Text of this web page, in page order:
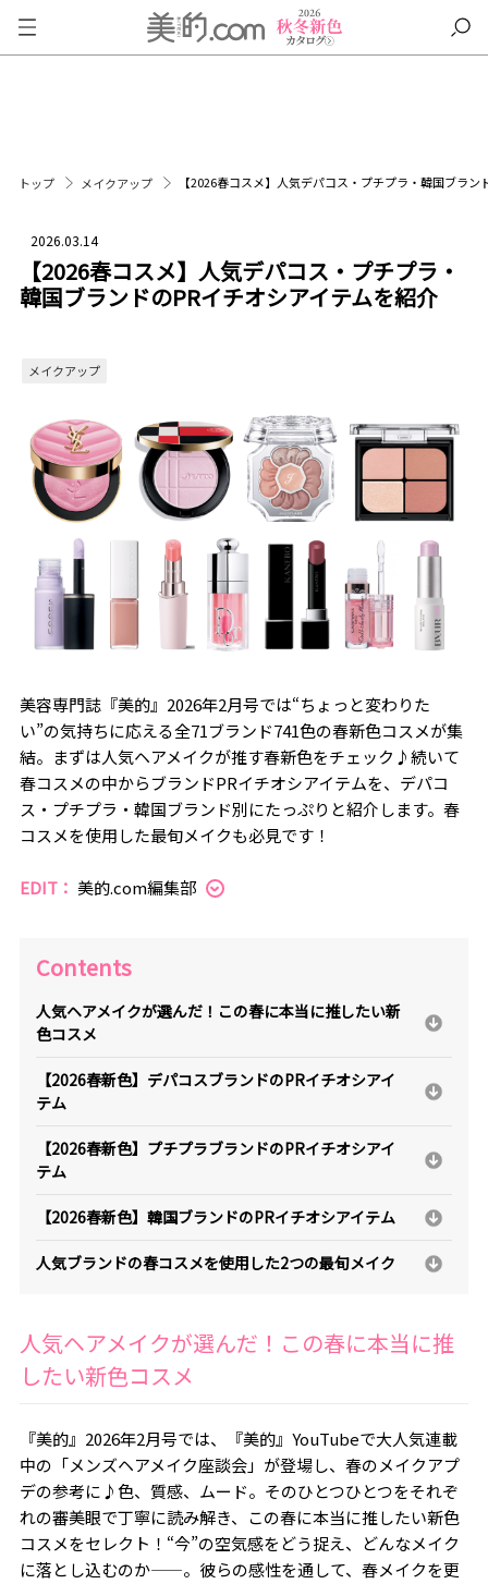
トップ メイクアップ 【2026春コスメ】人気デパコス・プチプラ・韓国ブラン
2026.03.14
【2026春コスメ】人気デパコス・プチプラ・
韓国ブランドのPRイチオシアイテムを紹介
メイクアップ
美容専門誌『美的』2026年2月号では“ちょっと変わりた
い”の気持ちに応える全71ブランド741色の春新色コスメが集
結。まずは人気ヘアメイクが推す春新色をチェック♪続いて
春コスメの中からブランドPRイチオシアイテムを、デパコ
ス・プチプラ・韓国ブランド別にたっぷりと紹介します。春
コスメを使用した最旬メイクも必見です！
EDIT： 美的.com編集部
Contents
人気ヘアメイクが選んだ！この春に本当に推したい新
色コスメ
【2026春新色】デパコスブランドのPRイチオシアイ
テム
【2026春新色】プチプラブランドのPRイチオシアイ
テム
【2026春新色】韓国ブランドのPRイチオシアイテム
人気ブランドの春コスメを使用した2つの最旬メイク
人気ヘアメイクが選んだ！この春に本当に推
したい新色コスメ
『美的』2026年2月号では、『美的』YouTubeで大人気連載
中の「メンズヘアメイク座談会」が登場し、春のメイクアプ
デの参考に♪色、質感、ムード。そのひとつひとつをそれぞ
れの審美眼で丁寧に読み解き、この春に本当に推したい新色
コスメをセレクト！“今”の空気感をどう捉え、どんなメイク
に落とし込むのか——。彼らの感性を通して、春メイクを更